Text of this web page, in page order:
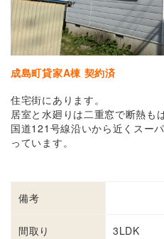
成島町貸家A棟 契約済
住宅街にあります。
居室と水廻りは二重窓で断熱も
国道121号線沿いから近くスー
っています。
備考
間取り 3LDK